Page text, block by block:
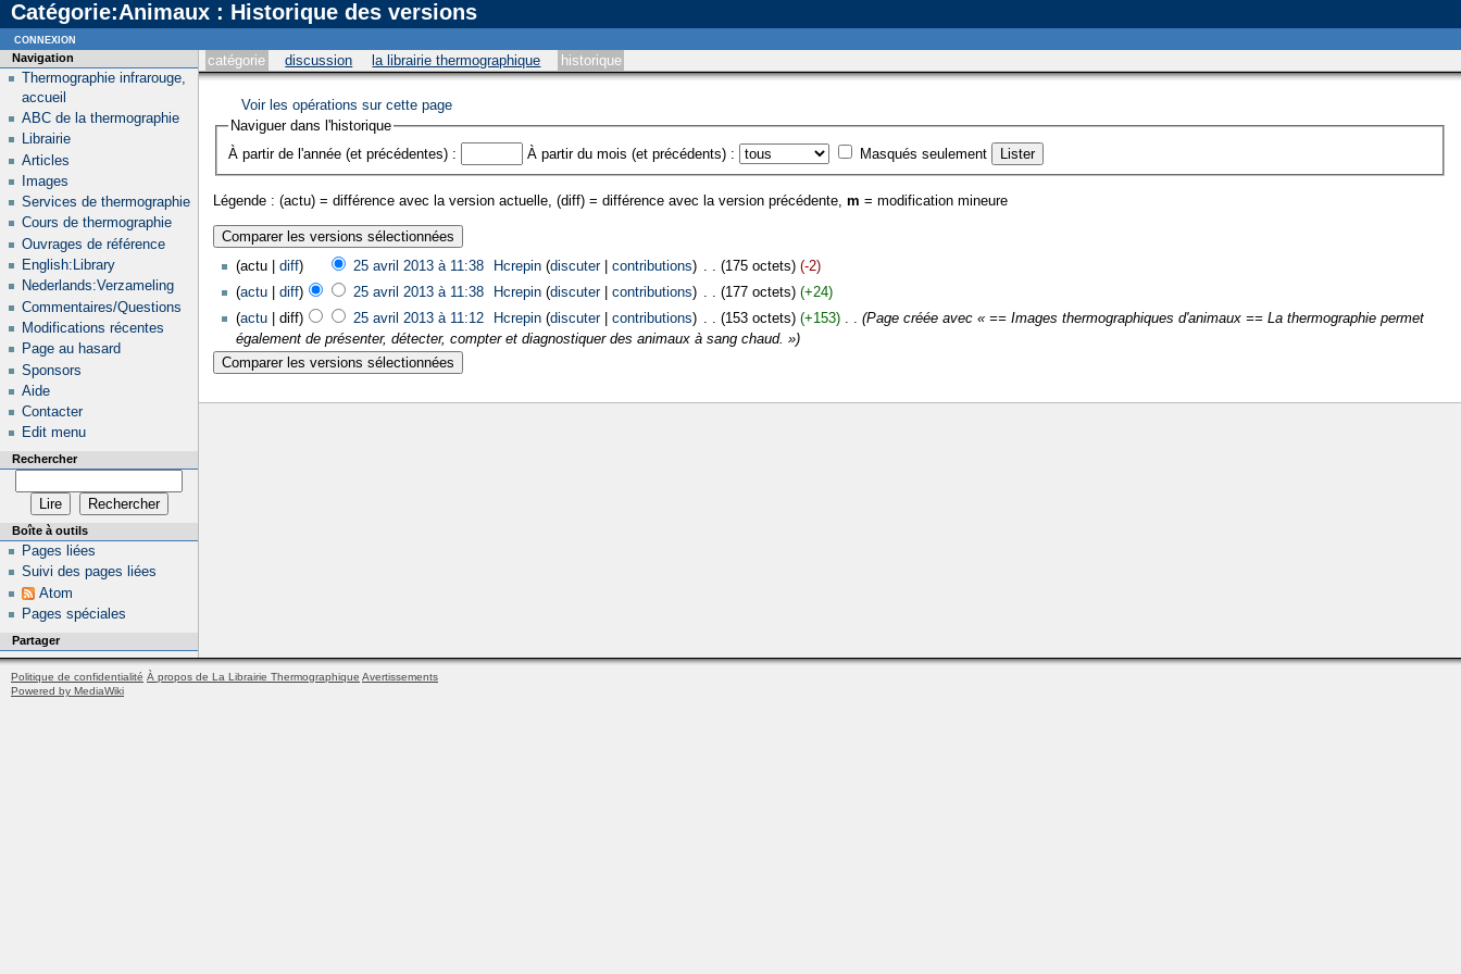
Catégorie:Animaux : Historique des versions
catégorie discussion la librairie thermographique historique
Voir les opérations sur cette page
Naviguer dans l'historique
À partir de l'année (et précédentes) :
À partir du mois (et précédents) : Masqués seulement
Légende : (actu) = différence avec la version actuelle, (diff) = différence avec la version précédente, m = modification mineure
(actu | diff) 25 avril 2013 à 11:38‎ Hcrepin (discuter| contributions) (175 octets) (-2)
(actu| diff) 25 avril 2013 à 11:38‎ Hcrepin (discuter| contributions) (177 octets) (+24)
(actu| diff) 25 avril 2013 à 11:12‎ Hcrepin (discuter| contributions) . . (153 octets) (+153) . . (Page créée avec « == Images thermographiques d'animaux == La thermographie permet
également de présenter, détecter, compter et diagnostiquer des animaux à sang chaud. »)
Navigation
Thermographie infrarouge,
accueil
ABC de la thermographie
Librairie
Articles
Images
Services de thermographie
Cours de thermographie
Ouvrages de référence
English:Library
Nederlands:Verzameling
Commentaires/Questions
Modifications récentes
Page au hasard
Sponsors
Aide
Contacter
Edit menu
Rechercher
Boîte à outils
Pages liées
Suivi des pages liées
Atom
Pages spéciales
Partager
connexion
Politique de confidentialité À propos de La Librairie Thermographique Avertissements
Powered by MediaWiki